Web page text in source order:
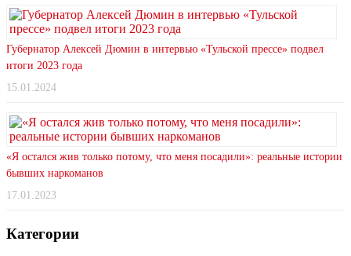
Губернатор Алексей Дюмин в интервью «Тульской прессе» подвел
итоги 2023 года
15.01.2024
«Я остался жив только потому, что меня посадили»: реальные истории
бывших наркоманов
17.01.2023
Категории